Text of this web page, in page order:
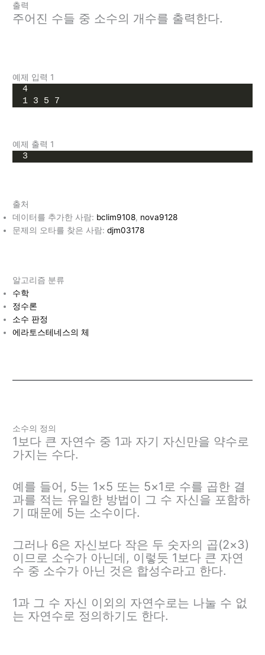
출력
주어진 수들 중 소수의 개수를 출력한다.
예제 입력 1
4
1 3 5 7
예제 출력 1
3
출처
데이터를 추가한 사람: bclim9108, nova9128
문제의 오타를 찾은 사람:djm03178
알고리즘 분류
수학
정수론
소수 판정
에라토스테네스의 체
소수의 정의
1보다 큰 자연수 중 1과 자기 자신만을 약수로
가지는 수다.
예를 들어, 5는 1×5 또는 5×1로 수를 곱한 결
과를 적는 유일한 방법이 그 수 자신을 포함하
기 때문에 5는 소수이다.
그러나 6은 자신보다 작은 두 숫자의 곱(2×3)
이므로 소수가 아닌데, 이렇듯 1보다 큰 자연
수 중 소수가 아닌 것은 합성수라고 한다.
1과 그 수 자신 이외의 자연수로는 나눌 수 없
는 자연수로 정의하기도 한다.